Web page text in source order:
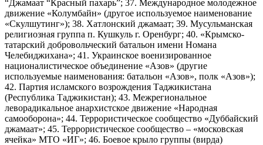
“Джамаат “Красный пахарь”; 37. Международное молодежное
движение «Колумбайн» (другое используемое наименование
«Скулшутинг»); 38. Хатлонский джамаат; 39. Мусульманская
религиозная группа п. Кушкуль г. Оренбург; 40. «Крымско-
татарский добровольческий батальон имени Номана
Челебиджихана»; 41. Украинское военизированное
националистическое объединение «Азов» (другие
используемые наименования: батальон «Азов», полк «Азов»);
42. Партия исламского возрождения Таджикистана
(Республика Таджикистан); 43. Межрегиональное
леворадикальное анархистское движение «Народная
самооборона»; 44. Террористическое сообщество «Дуббайский
джамаат»; 45. Террористическое сообщество – «московская
ячейка» МТО «ИГ»; 46. Боевое крыло группы (вирда)